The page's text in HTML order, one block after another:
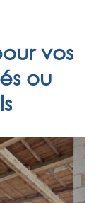
vos
ou